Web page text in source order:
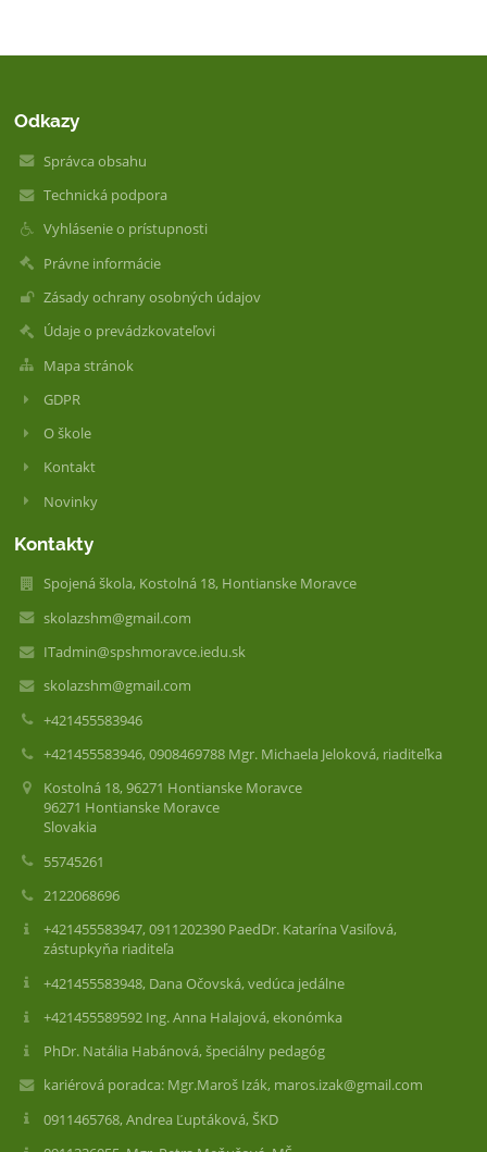
Odkazy
Správca obsahu
Technická podpora
Vyhlásenie o prístupnosti
Právne informácie
Zásady ochrany osobných údajov
Údaje o prevádzkovateľovi
Mapa stránok
GDPR
O škole
Kontakt
Novinky
Kontakty
Spojená škola, Kostolná 18, Hontianske Moravce
skolazshm@gmail.com
ITadmin@spshmoravce.iedu.sk
skolazshm@gmail.com
+421455583946
+421455583946, 0908469788 Mgr. Michaela Jeloková, riaditeľka
Kostolná 18, 96271 Hontianske Moravce
96271 Hontianske Moravce
Slovakia
55745261
2122068696
+421455583947, 0911202390 PaedDr. Katarína Vasiľová,
zástupkyňa riaditeľa
+421455583948, Dana Očovská, vedúca jedálne
+421455589592 Ing. Anna Halajová, ekonómka
PhDr. Natália Habánová, špeciálny pedagóg
kariérová poradca: Mgr.Maroš Izák, maros.izak@gmail.com
0911465768, Andrea Ľuptáková, ŠKD